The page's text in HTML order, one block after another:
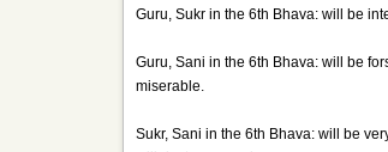
Guru, Sukr in the 6th Bhava: will be
Guru, Sani in the 6th Bhava: will be
miserable.
Sukr, Sani in the 6th Bhava: will be